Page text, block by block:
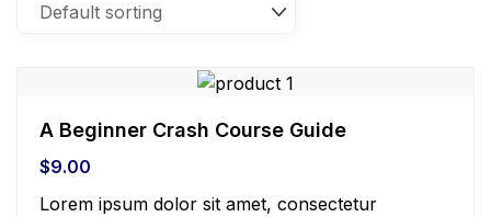
A Beginner Crash Course Guide
$9.00
Lorem ipsum dolor sit amet, consectetur